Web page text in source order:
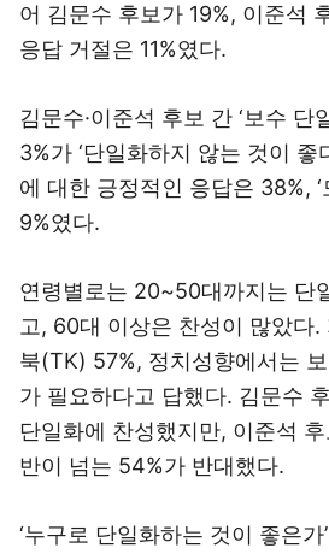
어 김문수 후보가 19%, 이준석
응답 거절은 11%였다.
김문수·이준석 후보 간 ‘보수 단
3%가 ‘단일화하지 않는 것이 좋
에 대한 긍정적인 응답은 38%, ‘
9%였다.
연령별로는 20~50대까지는 단
고, 60대 이상은 찬성이 많았다.
북(TK) 57%, 정치성향에서는
가 필요하다고 답했다. 김문수
단일화에 찬성했지만, 이준석
반이 넘는 54%가 반대했다.
‘누구로 단일화하는 것이 좋은